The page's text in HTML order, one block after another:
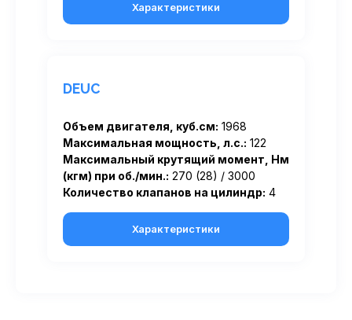
Характеристики
DEUC
Объем двигателя, куб.см: 1968
Максимальная мощность, л.с.: 122
Максимальный крутящий момент, Нм
(кгм) при об./мин.: 270 (28) / 3000
Количество клапанов на цилиндр: 4
Характеристики